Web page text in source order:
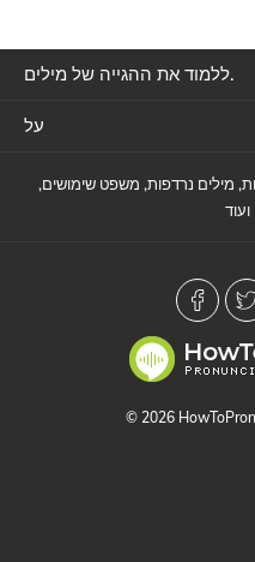
ללמוד את ההגייה של מילים.
על
עם משמעויות, מילים נרדפות, משפט שימושים,